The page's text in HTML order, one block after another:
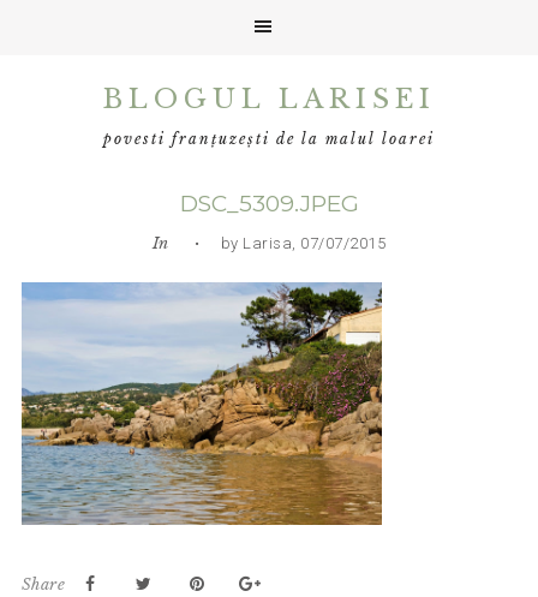
BLOGUL LARISEI
povesti franțuzești de la malul loarei
DSC_5309.JPEG
In • by Larisa, 07/07/2015
Share